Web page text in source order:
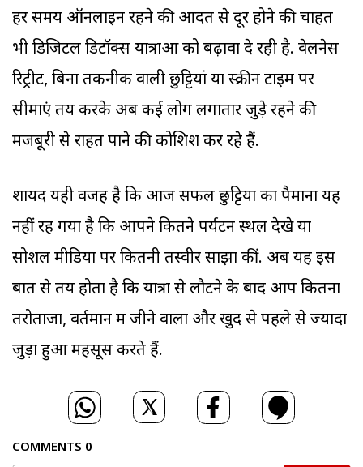
हर समय ऑनलाइन रहने की आदत से दूर होने की चाहत
भी डिजिटल डिटॉक्स यात्राओं को बढ़ावा दे रही है. वेलनेस
रिट्रीट, बिना तकनीक वाली छुट्टियां या स्क्रीन टाइम पर
सीमाएं तय करके अब कई लोग लगातार जुड़े रहने की
मजबूरी से राहत पाने की कोशिश कर रहे हैं.
शायद यही वजह है कि आज सफल छुट्टियों का पैमाना यह
नहीं रह गया है कि आपने कितने पर्यटन स्थल देखे या
सोशल मीडिया पर कितनी तस्वीरें साझा कीं. अब यह इस
बात से तय होता है कि यात्रा से लौटने के बाद आप कितना
तरोताजा, वर्तमान में जीने वाला और खुद से पहले से ज्यादा
जुड़ा हुआ महसूस करते हैं.
COMMENTS 0